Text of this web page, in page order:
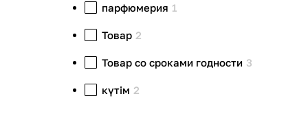
парфюмерия 1
Товар 2
Товар со сроками годности 3
күтім 2